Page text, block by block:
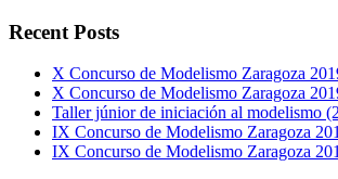
Recent Posts
X Concurso de Modelismo Zaragoza
X Concurso de Modelismo Zaragoza
Taller júnior de iniciación al modelismo
IX Concurso de Modelismo Zaragoza
IX Concurso de Modelismo Zaragoza